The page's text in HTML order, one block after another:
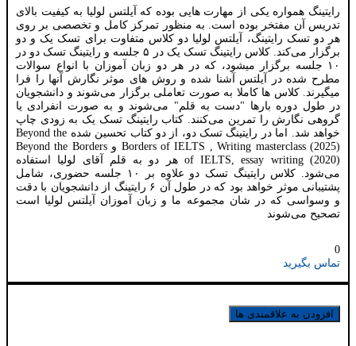
رایتینگ همواره یکی از مهارت هایی بوده که آیلتس لولیا به کیفیت بالای
تدریس آن مفتخر بوده است. به منظور تمرکز کامل و تخصصی بر روی
هر دو تسک رایتینگ، آیلتس لولیا دو کلاس متفاوت برای تسک یک و دو
برگزار می‌کند. کلاس رایتینگ تسک یک در ۵ جلسه و رایتینگ تسک دو در
۱۰ جلسه برگزار میشود، که در هر دو زبان آموزان با انواع سوالات
مطرح شده در آیلتس آشنا شده و روش های موثر نگارش آنها را فرا
میگیرند. کلاس ها کاملا به صورت تعاملی برگزار می‌شوند و دانشجویان
در طول دوره بارها "دست به قلم" می‌شوند و به صورت انفرادی یا
گروهی نگارش را تمرین می‌کنند. کتاب رایتینگ تسک یک به زودی چاپ
خواهد شد. اما در رایتینگ تسک دو، از دو کتاب تحسین شده Beyond the
Borders of IELTS , Writing masterclass (2025) و Beyond the Borders
of IELTS, essay writing (2020) هر دو به قلم آقای لولیا استفاده
می‌شود. کلاس رایتینگ تسک دو علاوه بر ۱۰ جلسه حضوری، شامل
پشتیبانی موثر خواهد بود که در طول آن ۶ رایتینگ از دانشجویان با دقت
و وسواسی که در شان مجموعه ما و زبان آموزان آیلتس لولیا است
تصحیح می‌شوند
0
تماس بگیرید
افزودن به علاقمندی ها